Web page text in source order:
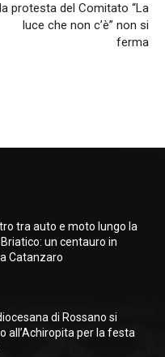
la protesta del Comitato “La
luce che non c’è” non si
ferma
tra auto e moto lungo la
un centauro in
Catanzaro
di Rossano si
all’Achiropita per la festa